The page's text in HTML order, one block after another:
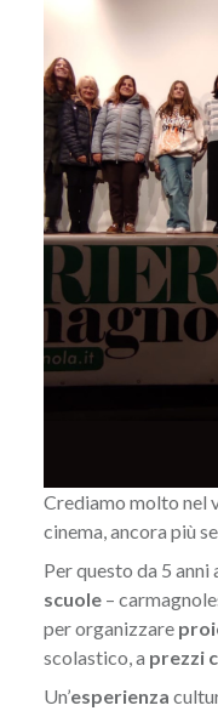
Crediamo molto nel
cinema, ancora più
Per questo da 5
scuole–
per organizzare
scolastico, a prezzi
Un’esperienza